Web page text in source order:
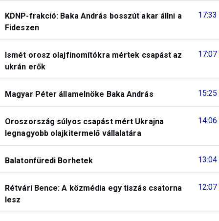
17:33
KDNP-frakció: Baka András bosszút akar állni a
Fideszen
17:07
Ismét orosz olajfinomítókra mértek csapást az
ukrán erők
15:25
Magyar Péter államelnöke Baka András
14:06
Oroszország súlyos csapást mért Ukrajna
legnagyobb olajkitermelő vállalatára
13:04
Balatonfüredi Borhetek
12:07
Rétvári Bence: A közmédia egy tiszás csatorna
lesz